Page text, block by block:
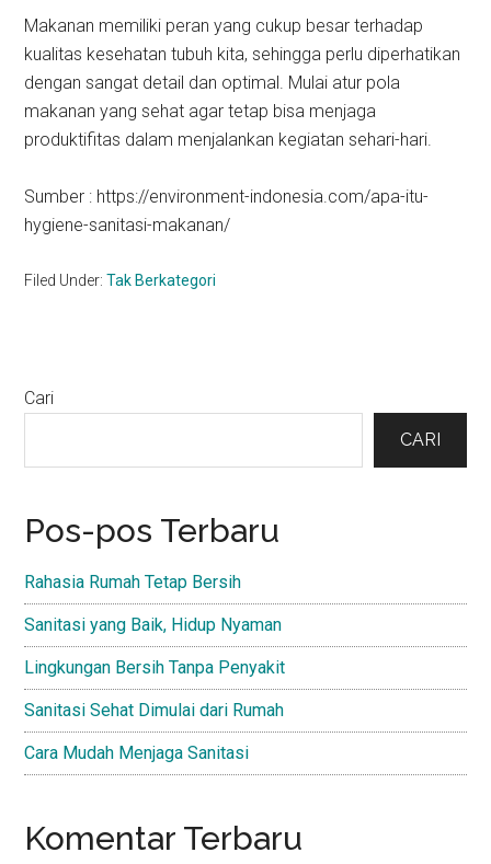
Makanan memiliki peran yang cukup besar terhadap
kualitas kesehatan tubuh kita, sehingga perlu diperhatikan
dengan sangat detail dan optimal. Mulai atur pola
makanan yang sehat agar tetap bisa menjaga
produktifitas dalam menjalankan kegiatan sehari-hari.
Sumber : https://environment-indonesia.com/apa-itu-
hygiene-sanitasi-makanan/
Filed Under:Tak Berkategori
Primary
Cari
CARI
Pos-pos Terbaru
Rahasia Rumah Tetap Bersih
Sanitasi yang Baik, Hidup Nyaman
Lingkungan Bersih Tanpa Penyakit
Sanitasi Sehat Dimulai dari Rumah
Cara Mudah Menjaga Sanitasi
Komentar Terbaru